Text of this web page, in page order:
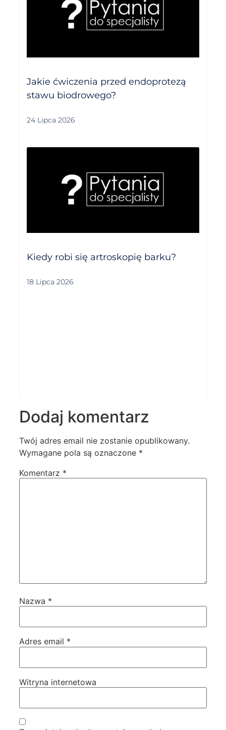
Jakie ćwiczenia przed endoprotezą
stawu biodrowego?
24 Lipca 2026
Kiedy robi się artroskopię barku?
18 Lipca 2026
Dodaj komentarz
Twój adres email nie zostanie opublikowany.
Wymagane pola są oznaczone *
Komentarz *
Nazwa *
Adres email *
Witryna internetowa